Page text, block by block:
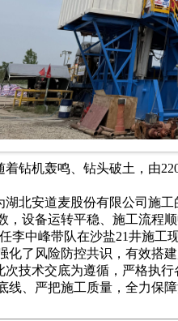
钻机轰鸣、钻头破土，由
北安道麦股份有限公司施
，设备运转平稳、施工流程
李中峰带队在沙盐21井施工
化了风险防控共识，有效搭
技术交底为遵循，严格执行
线、严把施工质量，全力保